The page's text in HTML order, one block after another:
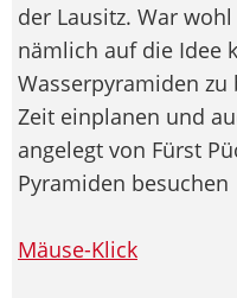
der Lausitz. War
nämlich auf die Idee
Wasserpyramiden
Zeit einplanen und
angelegt von Fürst
Pyramiden besuchen
Mäuse-Klick